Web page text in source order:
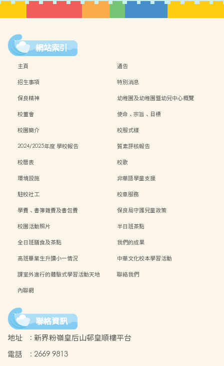
網站索引
主頁
通告
招生事項
特別消息
保良精神
幼稚園及幼稚園暨幼兒中心概覽
校董會
使命、宗旨、目標
校園簡介
校服式樣
2024/2025年度 學校報告
質素評核報告
校曆表
校歌
環境設施
非華語學童支援
駐校社工
校車服務
學費、書簿雜費及書包費
保良局守護兒童政策
校園活動照片
半日班茶點
全日班膳食及茶點
我們的成果
高班畢業生升讀小一情況
中華文化校本學習活動
課室外進行的體驗式學習活動天地
聯絡我們
內聯網
聯絡資訊
地址 : 新界粉嶺皇后山邨皇順樓平台
電話
: 2669 9813